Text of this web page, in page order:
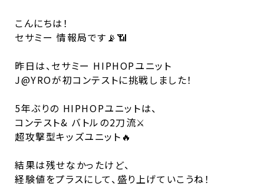
こんにちは！
セサミー 情報局です📡📶
昨日は、セサミー HIPHOPユニット
J@YROが初コンテストに挑戦しました！
5年ぶりの HIPHOPユニットは、
コンテスト& バトルの2刀流⚔️
超攻撃型キッズユニット🔥
結果は残せなかったけど、
経験値をプラスにして、盛り上げていこうね！